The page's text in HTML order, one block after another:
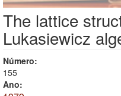
The lattice
Lukasiewicz
Número:
155
Ano: